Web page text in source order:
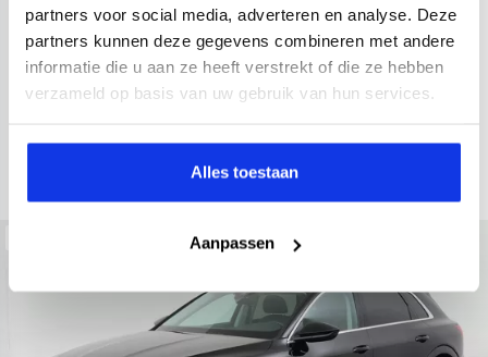
partners voor social media, adverteren en analyse. Deze
partners kunnen deze gegevens combineren met andere
informatie die u aan ze heeft verstrekt of die ze hebben
verzameld op basis van uw gebruik van hun services.
Alles toestaan
Aanpassen
30.588 km 437 km actieradius
Elektrisch
electronic climate controle
elektrisch glazen panorama-dak
Kopen
41.895,-
Private lease
983,- p.m.